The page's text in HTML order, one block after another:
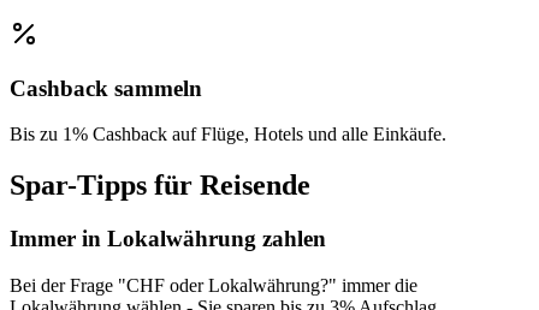
Cashback sammeln
Bis zu 1% Cashback auf Flüge, Hotels und alle Einkäufe.
Spar-Tipps für Reisende
Immer in Lokalwährung zahlen
Bei der Frage "CHF oder Lokalwährung?" immer die